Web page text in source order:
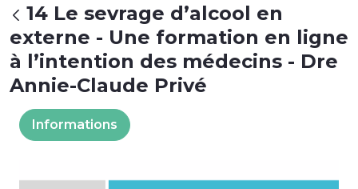
Retour
14 Le sevrage d’alcool en
externe - Une formation en ligne
à l’intention des médecins - Dre
Annie-Claude Privé
Informations